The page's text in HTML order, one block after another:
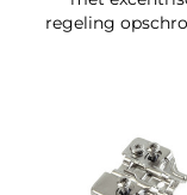
regeling